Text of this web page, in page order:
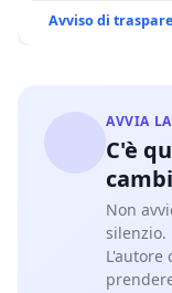
Avviso di
AVVIA
C'è
Non
silenzio.
L'autore